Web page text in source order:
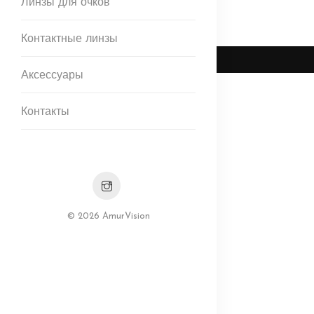
Линзы для очков
Контактные линзы
Аксессуары
Контакты
© 2026 AmurVision